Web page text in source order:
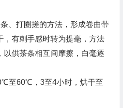
、打圈搓的方法，形成卷曲带
，有刺手感时转为提毫，方法
以供茶条相互间摩擦，白毫逐
至60℃，3至4小时，烘干至